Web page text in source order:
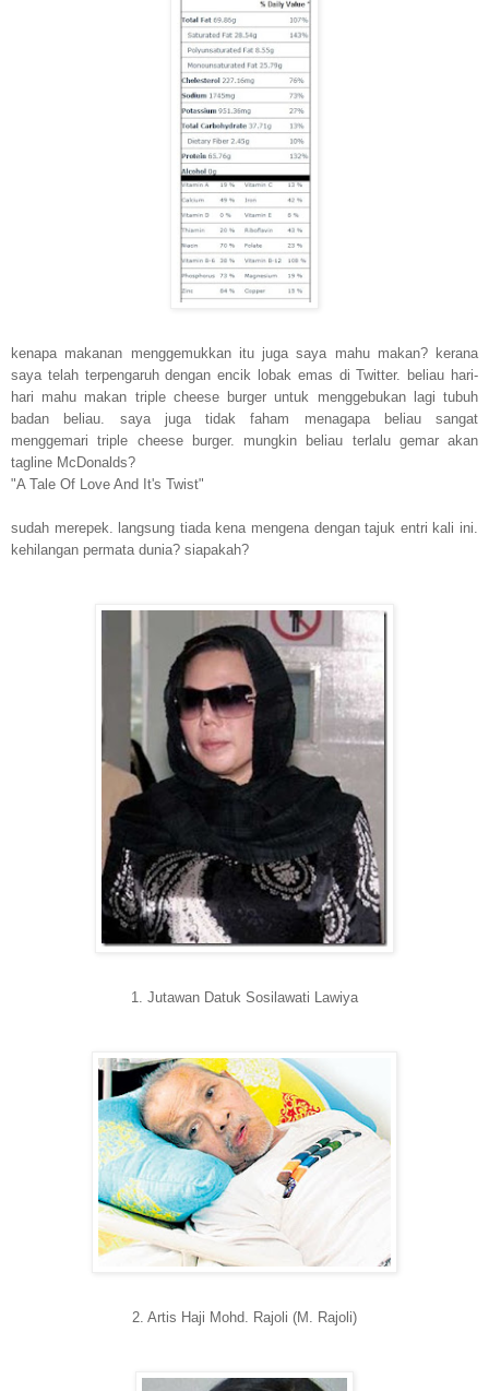
kenapa makanan menggemukkan itu juga saya mahu makan? kerana
saya telah terpengaruh dengan encik lobak emas di Twitter. beliau hari-
hari mahu makan triple cheese burger untuk menggebukan lagi tubuh
badan beliau. saya juga tidak faham menagapa beliau sangat
menggemari triple cheese burger. mungkin beliau terlalu gemar akan
tagline McDonalds?
"A Tale Of Love And It's Twist"
sudah merepek. langsung tiada kena mengena dengan tajuk entri kali ini.
kehilangan permata dunia? siapakah?
1. Jutawan Datuk Sosilawati Lawiya
2. Artis Haji Mohd. Rajoli (M. Rajoli)